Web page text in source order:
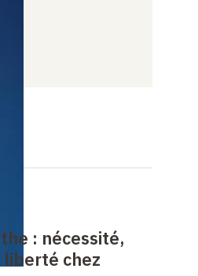
: nécessité,
chez